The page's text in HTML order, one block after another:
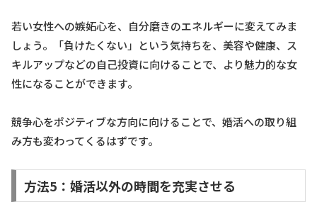
若い女性への嫉妬心を、自分磨きのエネルギーに変えてみま
しょう。「負けたくない」という気持ちを、美容や健康、ス
キルアップなどの自己投資に向けることで、より魅力的な女
性になることができます。
競争心をポジティブな方向に向けることで、婚活への取り組
み方も変わってくるはずです。
方法5：婚活以外の時間を充実させる